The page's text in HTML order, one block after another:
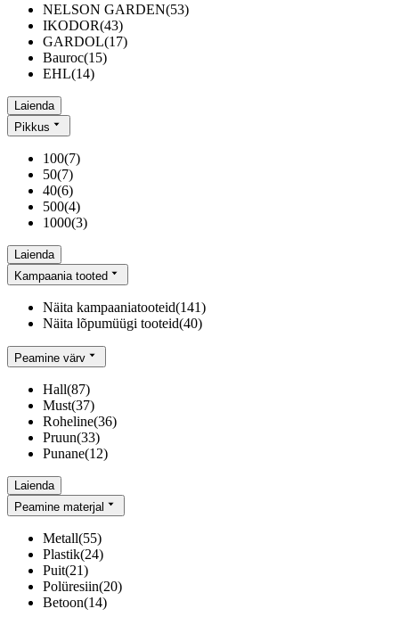
NELSON GARDEN(53)
IKODOR(43)
GARDOL(17)
Bauroc(15)
EHL(14)
Laienda
Pikkus
100(7)
50(7)
40(6)
500(4)
1000(3)
Laienda
Kampaania tooted
Näita kampaaniatooteid(141)
Näita lõpumüügi tooteid(40)
Peamine värv
Hall(87)
Must(37)
Roheline(36)
Pruun(33)
Punane(12)
Laienda
Peamine materjal
Metall(55)
Plastik(24)
Puit(21)
Polüresiin(20)
Betoon(14)